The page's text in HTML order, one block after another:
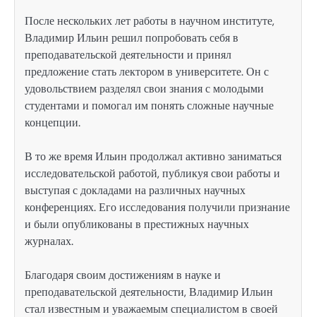
После нескольких лет работы в научном институте,
Владимир Ильин решил попробовать себя в
преподавательской деятельности и принял
предложение стать лектором в университете. Он с
удовольствием разделял свои знания с молодыми
студентами и помогал им понять сложные научные
концепции.
В то же время Ильин продолжал активно заниматься
исследовательской работой, публикуя свои работы и
выступая с докладами на различных научных
конференциях. Его исследования получили признание
и были опубликованы в престижных научных
журналах.
Благодаря своим достижениям в науке и
преподавательской деятельности, Владимир Ильин
стал известным и уважаемым специалистом в своей